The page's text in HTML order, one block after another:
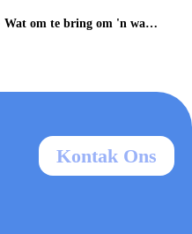
Wat om te bring om 'n waterpark te besoek
Kontak Ons